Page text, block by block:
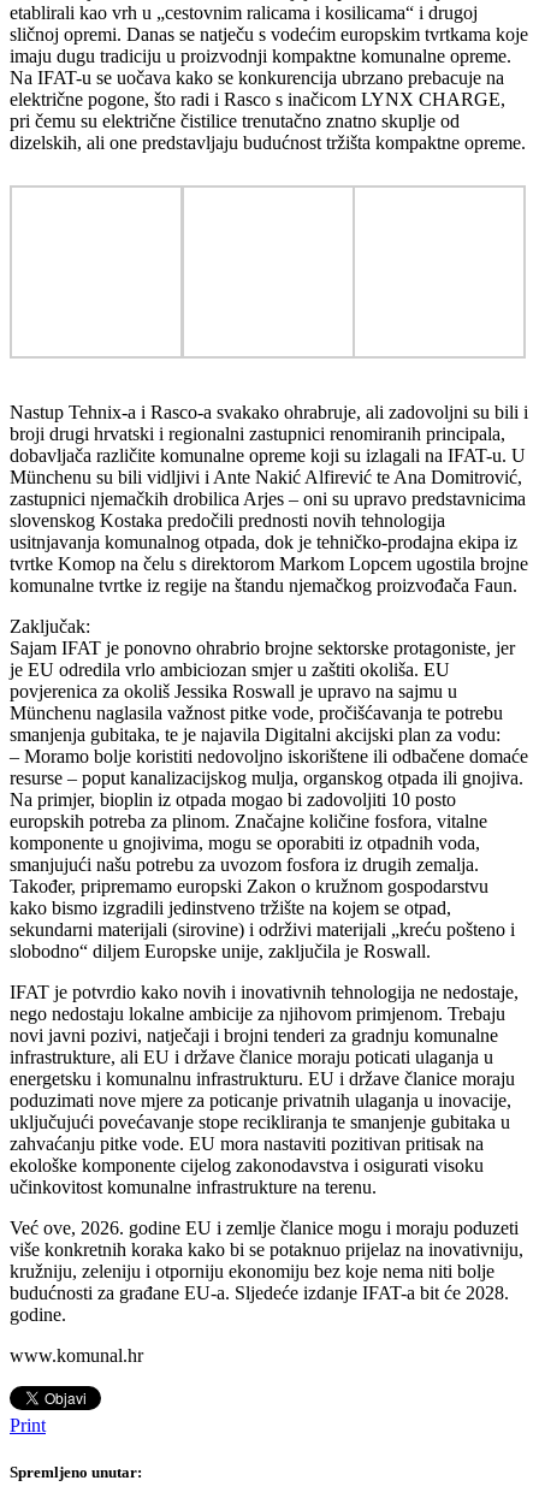
etablirali kao vrh u „cestovnim ralicama i kosilicama“ i drugoj
sličnoj opremi. Danas se natječu s vodećim europskim tvrtkama koje
imaju dugu tradiciju u proizvodnji kompaktne komunalne opreme.
Na IFAT-u se uočava kako se konkurencija ubrzano prebacuje na
električne pogone, što radi i Rasco s inačicom LYNX CHARGE,
pri čemu su električne čistilice trenutačno znatno skuplje od
dizelskih, ali one predstavljaju budućnost tržišta kompaktne opreme.
Nastup Tehnix-a i Rasco-a svakako ohrabruje, ali zadovoljni su bili i
broji drugi hrvatski i regionalni zastupnici renomiranih principala,
dobavljača različite komunalne opreme koji su izlagali na IFAT-u. U
Münchenu su bili vidljivi i Ante Nakić Alfirević te Ana Domitrović,
zastupnici njemačkih drobilica Arjes – oni su upravo predstavnicima
slovenskog Kostaka predočili prednosti novih tehnologija
usitnjavanja komunalnog otpada, dok je tehničko-prodajna ekipa iz
tvrtke Komop na čelu s direktorom Markom Lopcem ugostila brojne
komunalne tvrtke iz regije na štandu njemačkog proizvođača Faun.
Zaključak:
Sajam IFAT je ponovno ohrabrio brojne sektorske protagoniste, jer
je EU odredila vrlo ambiciozan smjer u zaštiti okoliša. EU
povjerenica za okoliš Jessika Roswall je upravo na sajmu u
Münchenu naglasila važnost pitke vode, pročišćavanja te potrebu
smanjenja gubitaka, te je najavila Digitalni akcijski plan za vodu:
– Moramo bolje koristiti nedovoljno iskorištene ili odbačene domaće
resurse – poput kanalizacijskog mulja, organskog otpada ili gnojiva.
Na primjer, bioplin iz otpada mogao bi zadovoljiti 10 posto
europskih potreba za plinom. Značajne količine fosfora, vitalne
komponente u gnojivima, mogu se oporabiti iz otpadnih voda,
smanjujući našu potrebu za uvozom fosfora iz drugih zemalja.
Također, pripremamo europski Zakon o kružnom gospodarstvu
kako bismo izgradili jedinstveno tržište na kojem se otpad,
sekundarni materijali (sirovine) i održivi materijali „kreću pošteno i
slobodno“ diljem Europske unije, zaključila je Roswall.
IFAT je potvrdio kako novih i inovativnih tehnologija ne nedostaje,
nego nedostaju lokalne ambicije za njihovom primjenom. Trebaju
novi javni pozivi, natječaji i brojni tenderi za gradnju komunalne
infrastrukture, ali EU i države članice moraju poticati ulaganja u
energetsku i komunalnu infrastrukturu. EU i države članice moraju
poduzimati nove mjere za poticanje privatnih ulaganja u inovacije,
uključujući povećavanje stope recikliranja te smanjenje gubitaka u
zahvaćanju pitke vode. EU mora nastaviti pozitivan pritisak na
ekološke komponente cijelog zakonodavstva i osigurati visoku
učinkovitost komunalne infrastrukture na terenu.
Već ove, 2026. godine EU i zemlje članice mogu i moraju poduzeti
više konkretnih koraka kako bi se potaknuo prijelaz na inovativniju,
kružniju, zeleniju i otporniju ekonomiju bez koje nema niti bolje
budućnosti za građane EU-a. Sljedeće izdanje IFAT-a bit će 2028.
godine.
www.komunal.hr
Print
Spremljeno unutar: